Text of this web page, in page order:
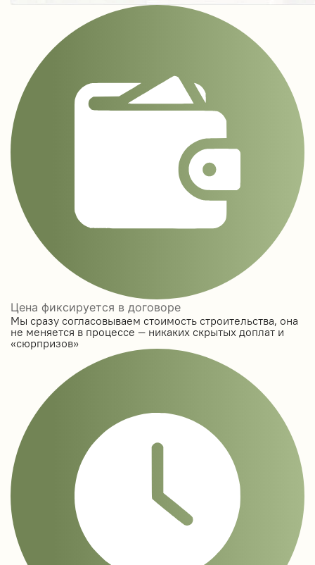
Цена фиксируется в договоре
Мы сразу согласовываем стоимость строительства, она
не меняется в процессе — никаких скрытых доплат и
«сюрпризов»